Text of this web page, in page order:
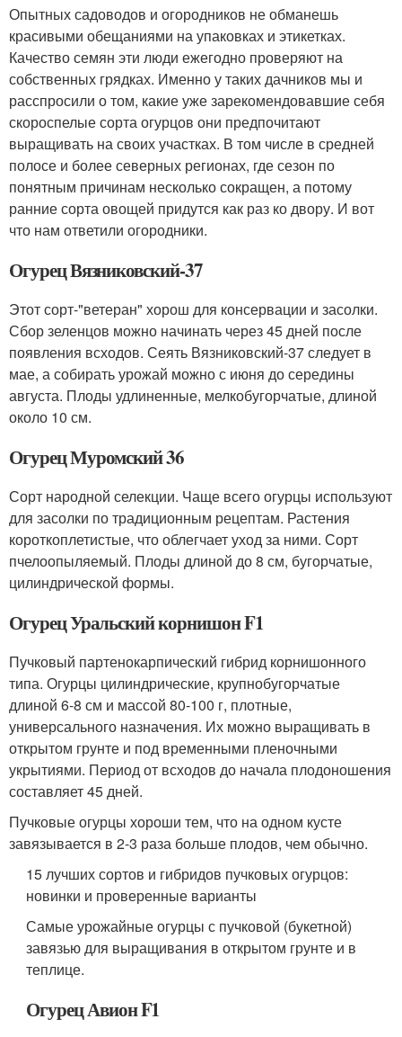
Опытных садоводов и огородников не обманешь
красивыми обещаниями на упаковках и этикетках.
Качество семян эти люди ежегодно проверяют на
собственных грядках. Именно у таких дачников мы и
расспросили о том, какие уже зарекомендовавшие себя
скороспелые сорта огурцов они предпочитают
выращивать на своих участках. В том числе в средней
полосе и более северных регионах, где сезон по
понятным причинам несколько сокращен, а потому
ранние сорта овощей придутся как раз ко двору. И вот
что нам ответили огородники.
Огурец Вязниковский-37
Этот сорт-"ветеран" хорош для консервации и засолки.
Сбор зеленцов можно начинать через 45 дней после
появления всходов. Сеять Вязниковский-37 следует в
мае, а собирать урожай можно с июня до середины
августа. Плоды удлиненные, мелкобугорчатые, длиной
около 10 см.
Огурец Муромский 36
Сорт народной селекции. Чаще всего огурцы используют
для засолки по традиционным рецептам. Растения
короткоплетистые, что облегчает уход за ними. Сорт
пчелоопыляемый. Плоды длиной до 8 см, бугорчатые,
цилиндрической формы.
Огурец Уральский корнишон F1
Пучковый партенокарпический гибрид корнишонного
типа. Огурцы цилиндрические, крупнобугорчатые
длиной 6-8 см и массой 80-100 г, плотные,
универсального назначения. Их можно выращивать в
открытом грунте и под временными пленочными
укрытиями. Период от всходов до начала плодоношения
составляет 45 дней.
Пучковые огурцы хороши тем, что на одном кусте
завязывается в 2-3 раза больше плодов, чем обычно.
15 лучших сортов и гибридов пучковых огурцов:
новинки и проверенные варианты
Самые урожайные огурцы с пучковой (букетной)
завязью для выращивания в открытом грунте и в
теплице.
Огурец Авион F1